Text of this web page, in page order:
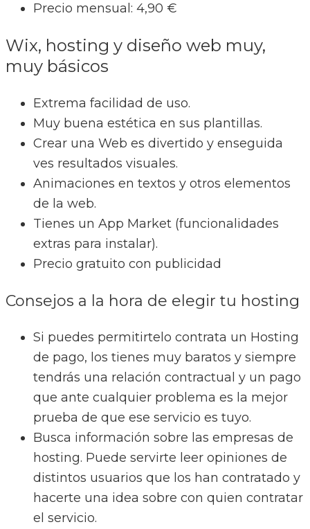
Precio mensual: 4,90 €
Wix, hosting y diseño web muy,
muy básicos
Extrema facilidad de uso.
Muy buena estética en sus plantillas.
Crear una Web es divertido y enseguida
ves resultados visuales.
Animaciones en textos y otros elementos
de la web.
Tienes un App Market (funcionalidades
extras para instalar).
Precio gratuito con publicidad
Consejos a la hora de elegir tu hosting
Si puedes permitirtelo contrata un Hosting
de pago, los tienes muy baratos y siempre
tendrás una relación contractual y un pago
que ante cualquier problema es la mejor
prueba de que ese servicio es tuyo.
Busca información sobre las empresas de
hosting. Puede servirte leer opiniones de
distintos usuarios que los han contratado y
hacerte una idea sobre con quien contratar
el servicio.